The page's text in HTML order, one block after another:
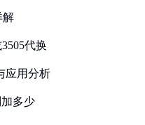
解
代换
应用分析
多少